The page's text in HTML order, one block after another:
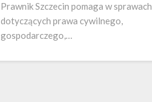
Prawnik Szczecin pomaga w sprawach
dotyczących prawa cywilnego,
gospodarczego,…